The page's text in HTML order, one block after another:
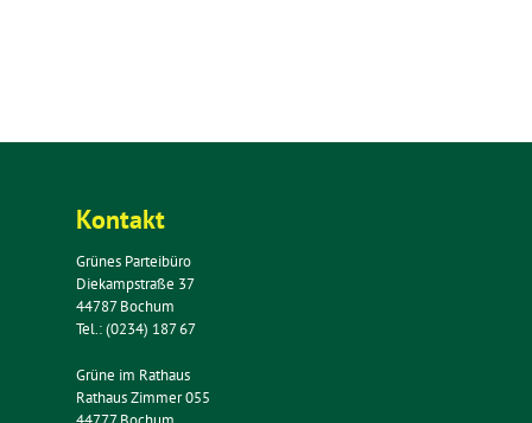
Kontakt
Grünes Parteibüro
Diekampstraße 37
44787 Bochum
Tel.: (0234) 187 67
Grüne im Rathaus
Rathaus Zimmer 055